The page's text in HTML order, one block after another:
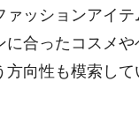
ァッションアイ
に合ったコスメ
方向性も模索し